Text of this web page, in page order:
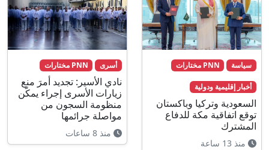
سياسة PNN مختارات
أخبار إقليمية ودولية
السعودية وتركيا وباكستان
توقع اتفاقية مكة للدفاع
المشترك
منذ 13 ساعة
أسرى PNN مختارات
نادي الأسير: تجديد أمرَ منع
زيارات الأسرى إجراء يمكّن
منظومة السجون من
مواصلة جرائمها
منذ 8 ساعات